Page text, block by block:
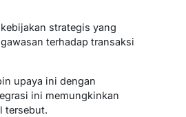
strategis yang
terhadap transaksi
upaya ini dengan
ini memungkinkan
tersebut.